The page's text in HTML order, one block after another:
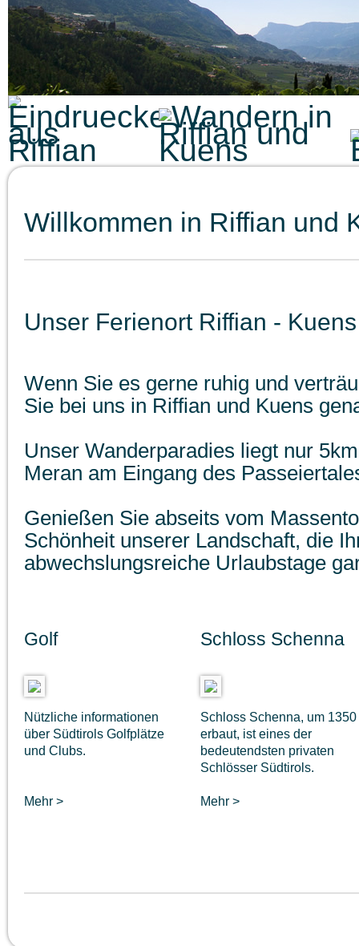
Willkommen in Riffian und
Unser Ferienort Riffian - Kuens
Wenn Sie es gerne ruhig und
Sie bei uns in Riffian und Kuens
Unser Wanderparadies liegt nur
Meran am Eingang des
Genießen Sie abseits vom
Schönheit unserer Landschaft, die
abwechslungsreiche Urlaubstage
Golf
Nützliche informationen
über Südtirols Golfplätze
und Clubs.
Mehr >
Schloss Schenna
Schloss Schenna, um 1350
erbaut, ist eines der
bedeutendsten privaten
Schlösser Südtirols.
Mehr >